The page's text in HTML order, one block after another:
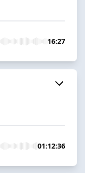
16:27
01:12:36